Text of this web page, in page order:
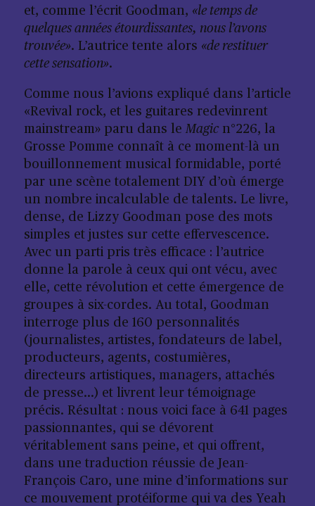
et, comme l’écrit Goodman, «le temps de
quelques années étourdissantes, nous l’avons
trouvée». L’autrice tente alors «de restituer
cette sensation».
Comme nous l’avions expliqué dans l’article
«Revival rock, et les guitares redevinrent
mainstream» paru dans le Magicn°226, la
Grosse Pomme connaît à ce moment-là un
bouillonnement musical formidable, porté
par une scène totalement DIY d’où émerge
un nombre incalculable de talents. Le livre,
dense, de Lizzy Goodman pose des mots
simples et justes sur cette effervescence.
Avec un parti pris très efficace : l’autrice
donne la parole à ceux qui ont vécu, avec
elle, cette révolution et cette émergence de
groupes à six-cordes. Au total, Goodman
interroge plus de 160 personnalités
(journalistes, artistes, fondateurs de label,
producteurs, agents, costumières,
directeurs artistiques, managers, attachés
de presse…) et livrent leur témoignage
précis. Résultat : nous voici face à 641 pages
passionnantes, qui se dévorent
véritablement sans peine, et qui offrent,
dans une traduction réussie de Jean-
François Caro, une mine d’informations sur
ce mouvement protéiforme qui va des Yeah